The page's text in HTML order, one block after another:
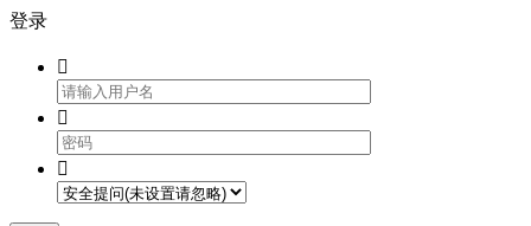
登录


